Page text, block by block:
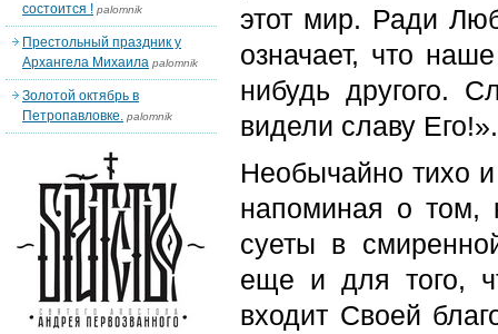
этот мир. Ради
означает, что
нибудь другого.
видели славу Его!».
Необычайно тихо
напоминая о том,
суеты в
еще и для того,
входит Своей
состоится ! palomnik
Престольный праздник у
Архангела Михаила palomnik
Золотой октябрь в
Петропавловке. palomnik